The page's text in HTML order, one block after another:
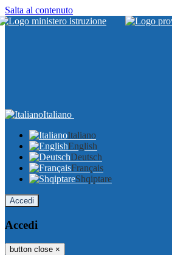
Salta al contenuto
Italiano
Italiano
English
Deutsch
Français
Shqiptare
Accedi
Accedi
button close ×